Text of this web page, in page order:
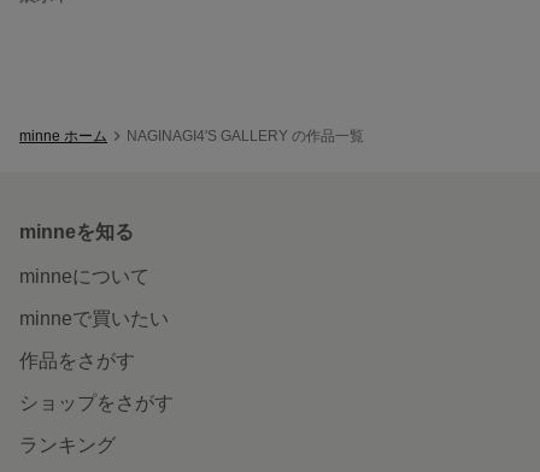
minne ホーム NAGINAGI4'S GALLERY の作品一覧
minneを知る
minneについて
minneで買いたい
作品をさがす
ショップをさがす
ランキング